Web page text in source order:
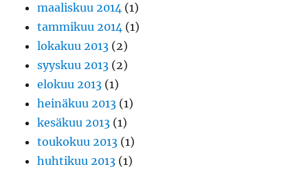
maaliskuu 2014 (1)
tammikuu 2014 (1)
lokakuu 2013 (2)
syyskuu 2013 (2)
elokuu 2013 (1)
heinäkuu 2013 (1)
kesäkuu 2013 (1)
toukokuu 2013 (1)
huhtikuu 2013 (1)